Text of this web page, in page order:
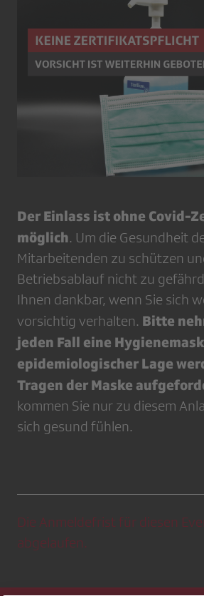
Der Einlass ist ohne Covid-
möglich. Um die Gesundheit
Mitarbeitenden zu schützen
Betriebsablauf nicht zu
Ihnen dankbar, wenn Sie sich
vorsichtig verhalten. Bitte
jeden Fall eine
epidemiologischer Lage
Tragen der Maske
kommen Sie nur zu diesem
sich gesund fühlen.
Die Anmeldefrist für diesen
abgelaufen.